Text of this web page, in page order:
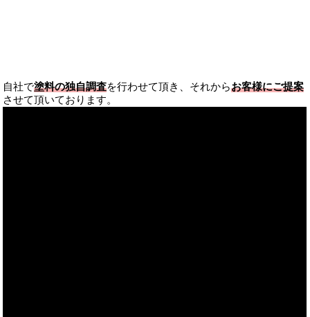
自社で塗料の独自調査を行わせて頂き、それからお客様にご提案
させて頂いております。